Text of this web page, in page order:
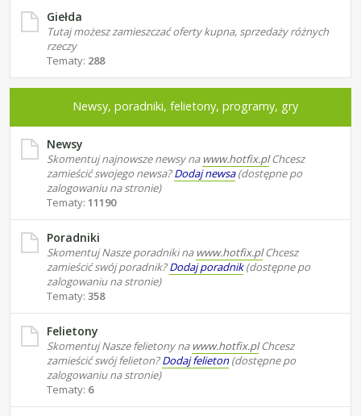
Giełda
Tutaj możesz zamieszczać oferty kupna, sprzedaży różnych
rzeczy
Tematy: 288
Newsy, poradniki, felietony, programy, gry
Newsy
Skomentuj najnowsze newsy na www.hotfix.plChcesz
zamieścić swojego newsa?Dodaj newsa(dostępne po
zalogowaniu na stronie)
Tematy: 11190
Poradniki
Skomentuj Nasze poradniki na www.hotfix.plChcesz
zamieścić swój poradnik?Dodaj poradnik(dostępne po
zalogowaniu na stronie)
Tematy: 358
Felietony
Skomentuj Nasze felietony na www.hotfix.plChcesz
zamieścić swój felieton?Dodaj felieton(dostępne po
zalogowaniu na stronie)
Tematy: 6